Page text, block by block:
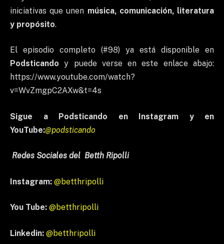
iniciativas que unen música, comunicación, literatura
y propósito.
El episodio completo (#98) ya está disponible en
Podsticando y puede verse en este enlace abajo:
https://www.youtube.com/watch?
v=WvZmgpC2AXw&t=4s
Sigue a Podsticando en Instagram y en
YouTube:@podsticando
Redes Sociales del Betth Ripolli
Instagram: @betthripolli
You Tube: @betthripolli
Linkedin: @betthripolli